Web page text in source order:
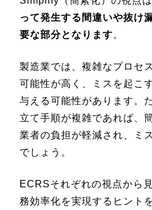
って発生する間違いや抜け
要な部分となります。
製造業では、複雑なプロセ
可能性が高く、ミスを起こ
与える可能性があります。
立て手順が複雑であれば、
業者の負担が軽減され、ミ
でしょう。
ECRSそれぞれの視点から
務効率化を実現するヒント